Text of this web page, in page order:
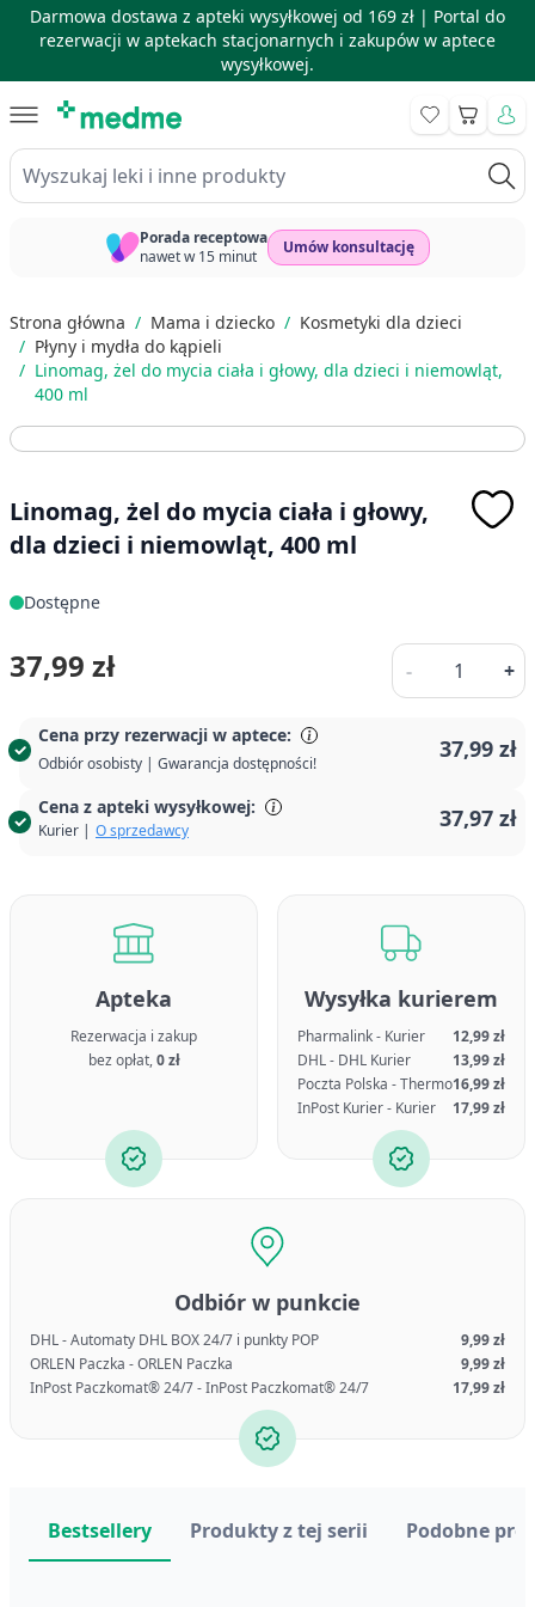
Darmowa dostawa z apteki wysyłkowej od 169 zł | Portal do
rezerwacji w aptekach stacjonarnych i zakupów w aptece
wysyłkowej.
Wyszukaj leki i inne produkty
Koszyk
Porada receptowa
nawet w 15 minut
Umów konsultację
Strona główna / Mama i dziecko / Kosmetyki dla dzieci
/ Płyny i mydła do kąpieli
/ Linomag, żel do mycia ciała i głowy, dla dzieci i niemowląt,
400 ml
Linomag, żel do mycia ciała i głowy,
dla dzieci i niemowląt, 400 ml
Dostępne
Cena przy rezerwacji w aptece:
Odbiór osobisty | Gwarancja dostępności!
37,99 zł
Cena z apteki wysyłkowej:
Kurier | O sprzedawcy 37,97 zł
37,99 zł -
Ilość
+
Apteka
Rezerwacja i zakup
bez opłat,0 zł
Wysyłka kurierem
Pharmalink - Kurier
12,99 zł
DHL - DHL Kurier
13,99 zł
Poczta Polska - Thermo16,99 zł
InPost Kurier - Kurier
17,99 zł
Odbiór w punkcie
DHL - Automaty DHL BOX 24/7 i punkty POP
9,99 zł
ORLEN Paczka - ORLEN Paczka
9,99 zł
InPost Paczkomat® 24/7 - InPost Paczkomat® 24/7
17,99 zł
Bestsellery Produkty z tej serii Podobne